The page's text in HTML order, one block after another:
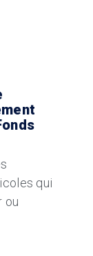
qui
ou